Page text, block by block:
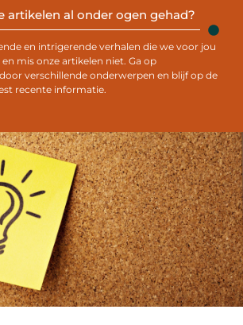
artikelen al onder ogen gehad?
en intrigerende verhalen die we voor jou
mis onze artikelen niet. Ga op
verschillende onderwerpen en blijf op de
recente informatie.